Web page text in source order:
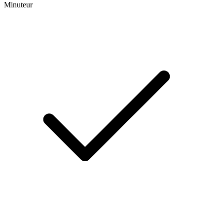
Minuteur